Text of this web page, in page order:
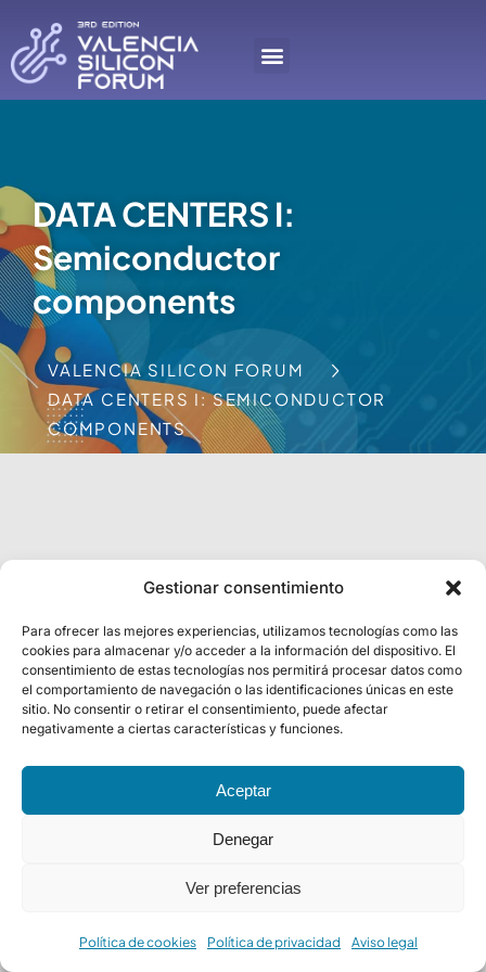
Gestionar consentimiento
Para ofrecer las mejores experiencias, utilizamos tecnologías como las
cookies para almacenar y/o acceder a la información del dispositivo. El
consentimiento de estas tecnologías nos permitirá procesar datos como
el comportamiento de navegación o las identificaciones únicas en este
sitio. No consentir o retirar el consentimiento, puede afectar
negativamente a ciertas características y funciones.
Aceptar
Denegar
Ver preferencias
Política de cookies Política de privacidad Aviso legal
DATA CENTERS I:
Semiconductor
components
VALENCIA SILICON FORUM
DATA CENTERS I: SEMICONDUCTOR
COMPONENTS